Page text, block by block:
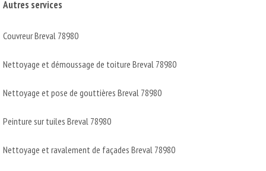
Autres services
Couvreur Breval 78980
Nettoyage et démoussage de toiture Breval 78980
Nettoyage et pose de gouttières Breval 78980
Peinture sur tuiles Breval 78980
Nettoyage et ravalement de façades Breval 78980